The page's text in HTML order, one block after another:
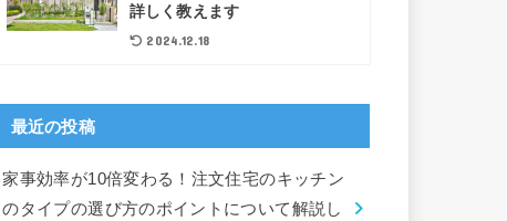
詳しく教えます
2024.12.18
最近の投稿
家事効率が10倍変わる！注文住宅のキッチン
のタイプの選び方のポイントについて解説し